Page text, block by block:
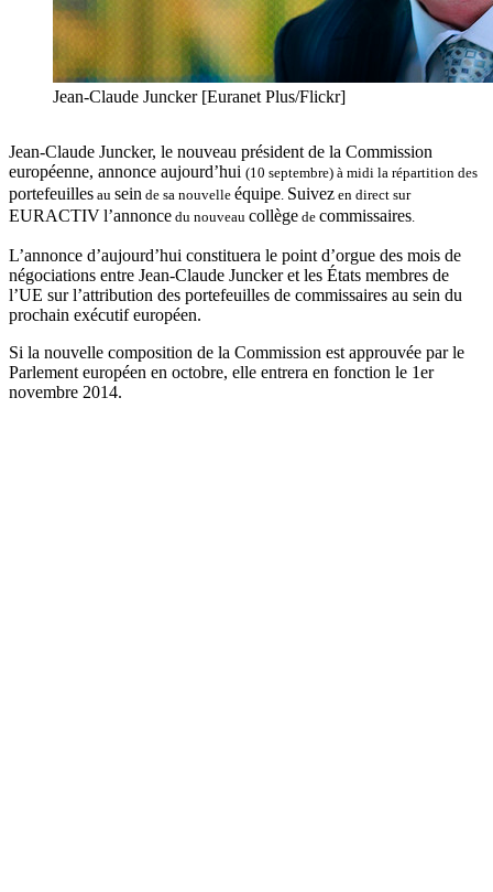
Jean-Claude Juncker [Euranet Plus/Flickr]
Jean-Claude Juncker, le nouveau président de la Commission
européenne, annonce aujourd’hui (10 septembre) à midi la répartition des
portefeuilles au sein de sa nouvelle équipe. Suivez en direct sur
EURACTIVl’annonce du nouveau collège de commissaires.
L’annonce d’aujourd’hui constituera le point d’orgue des mois de
négociations entre Jean-Claude Juncker et les États membres de
l’UE sur l’attribution des portefeuilles de commissaires au sein du
prochain exécutif européen.
Si la nouvelle composition de la Commission est approuvée par le
Parlement européen en octobre, elle entrera en fonction le 1er
novembre 2014.